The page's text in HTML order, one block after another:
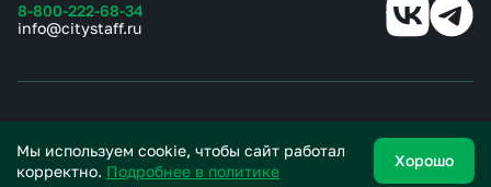
8-800-222-68-34
info@citystaff.ru
Все права защищены.
Мы используем cookie, чтобы сайт работал
корректно. Подробнее в политике
Хорошо